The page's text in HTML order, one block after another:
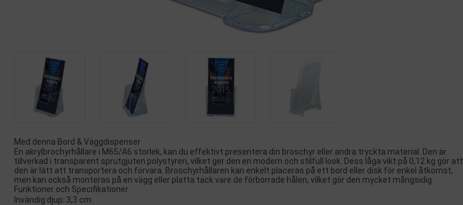
Med denna Bord & Väggdispenser
En akrylbrochyrhållare i M65/A6 storlek, kan du effektivt presentera din broschyr eller andra tryckta material. Den är
tillverkad i transparent sprutgjuten polystyren, vilket ger den en modern och stilfull look. Dess låga vikt på 0,12 kg gör att
den är lätt att transportera och förvara. Broschyrhållaren kan enkelt placeras på ett bord eller disk för enkel åtkomst,
men kan också monteras på en vägg eller platta tack vare de förborrade hålen, vilket gör den mycket mångsidig.
Funktioner och Specifikationer
Invändig djup: 3,3 cm